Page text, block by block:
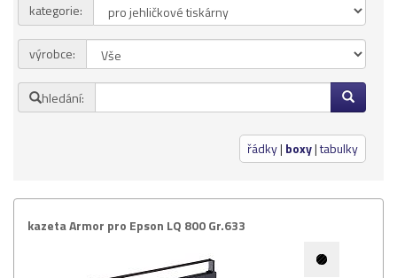
Přihlásit se
Nová registrace Ztráta hesla
Náplně
pro laserové tiskárny
pro inkoustové tiskárny
kategorie:
výrobce:
hledání:
řádky| boxy|tabulky
kazeta Armor pro Epson LQ 800 Gr.​633